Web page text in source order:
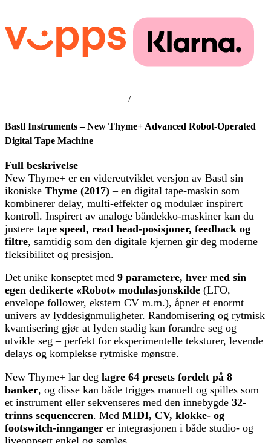
/
Bastl Instruments – New Thyme+ Advanced Robot-Operated
Digital Tape Machine
Full beskrivelse
New Thyme+ er en videreutviklet versjon av Bastl sin
ikoniske Thyme (2017) – en digital tape-maskin som
kombinerer delay, multi-effekter og modulær inspirert
kontroll. Inspirert av analoge båndekko-maskiner kan du
justere tape speed, read head-posisjoner, feedback og
filtre, samtidig som den digitale kjernen gir deg moderne
fleksibilitet og presisjon.
Det unike konseptet med 9 parametere, hver med sin
egen dedikerte «Robot» modulasjonskilde (LFO,
envelope follower, ekstern CV m.m.), åpner et enormt
univers av lyddesignmuligheter. Randomisering og rytmisk
kvantisering gjør at lyden stadig kan forandre seg og
utvikle seg – perfekt for eksperimentelle teksturer, levende
delays og komplekse rytmiske mønstre.
New Thyme+ lar deg lagre 64 presets fordelt på 8
banker, og disse kan både trigges manuelt og spilles som
et instrument eller sekvenseres med den innebygde 32-
trinns sequenceren. Med MIDI, CV, klokke- og
footswitch-innganger er integrasjonen i både studio- og
liveoppsett enkel og sømløs.